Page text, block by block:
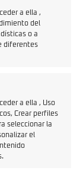
a ella ,
del
o a
diferentes
a ella , Uso
Crear perfiles
seleccionar la
el
de 12
como detrás.
, ya que se
el confort y
frontal Full
en su zaga
los modelos